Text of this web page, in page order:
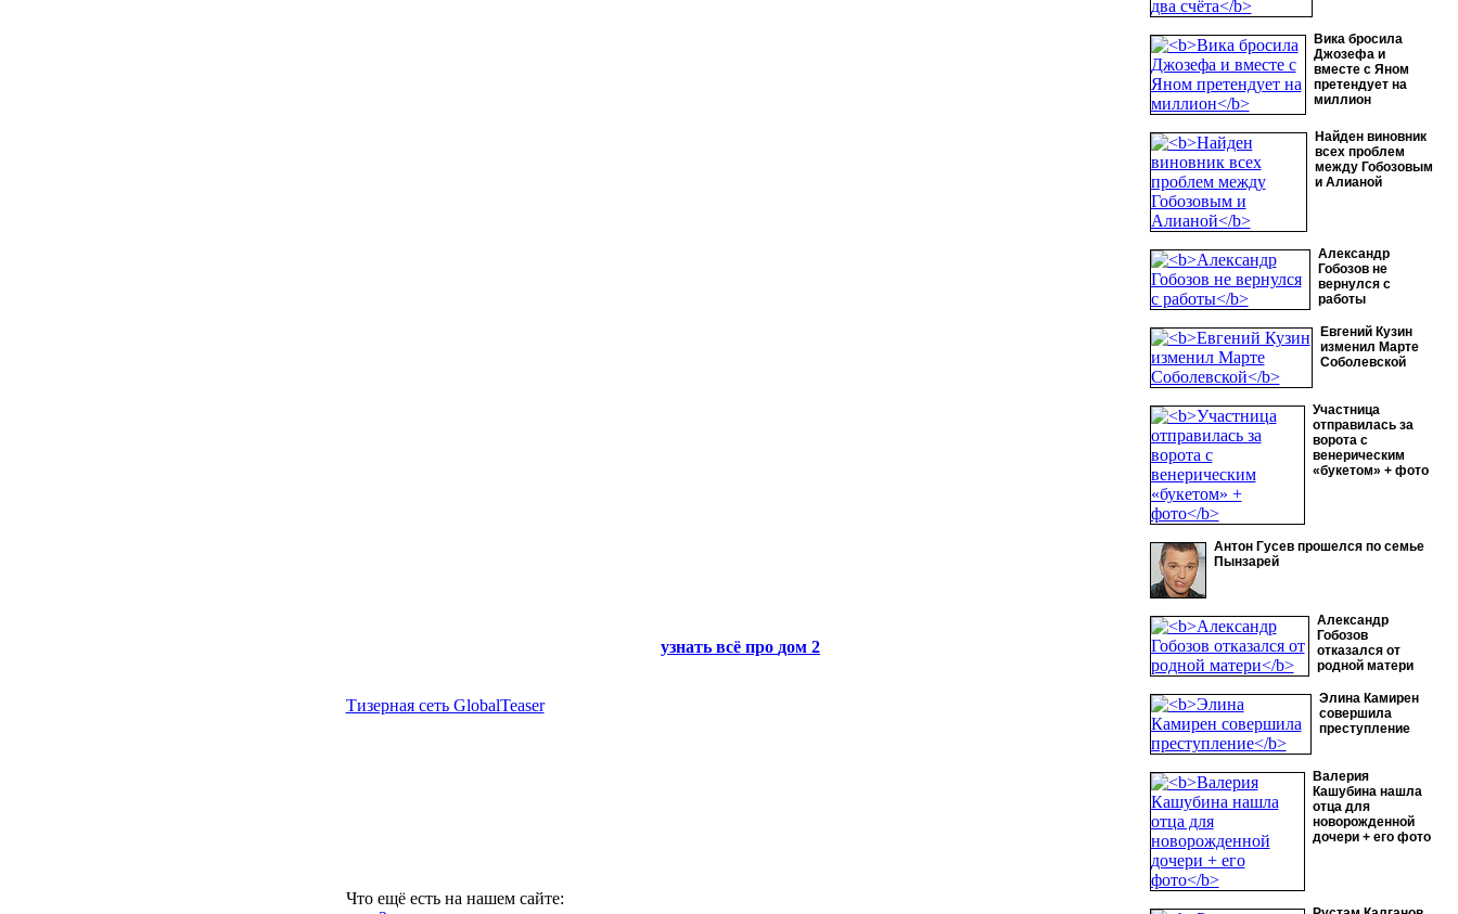
Вика бросила
Джозефа и
вместе с Яном
претендует на
миллион
Найден виновник
всех проблем
между Гобозовым
и Алианой
Александр
Гобозов не
вернулся с
работы
Евгений Кузин
изменил Марте
Соболевской
Участница
отправилась за
ворота с
венерическим
«букетом» + фото
Антон Гусев прошелся по семье
Пынзарей
Александр
Гобозов
отказался от
родной матери
Элина Камирен
совершила
преступление
Валерия
Кашубина нашла
отца для
новорожденной
дочери + его фото
узнать всё про дом 2
Тизерная сеть GlobalTeaser
Что ещё есть на нашем сайте: